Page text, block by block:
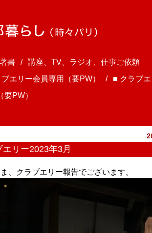
著書
講座、TV、ラジオ、仕事ご依頼
エリー会員専用（要PW） ■ クラブ
PW）
リー2023年3月
、クラブエリー報告でございます。